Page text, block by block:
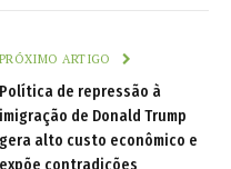
PRÓXIMO ARTIGO
Política de repressão à
imigração de Donald Trump
gera alto custo econômico e
expõe contradições